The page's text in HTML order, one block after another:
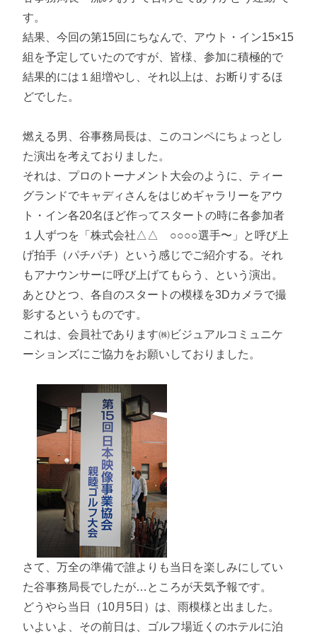
す。
結果、今回の第15回にちなんで、アウト・イン15×15
組を予定していたのですが、皆様、参加に積極的で
結果的には１組増やし、それ以上は、お断りするほ
どでした。
燃える男、谷事務局長は、このコンペにちょっとし
た演出を考えておりました。
それは、プロのトーナメント大会のように、ティー
グランドでキャディさんをはじめギャラリーをアウ
ト・イン各20名ほど作ってスタートの時に各参加者
１人ずつを「株式会社△△ ○○○○選手〜」と呼び上
げ拍手（パチパチ）という感じでご紹介する。それ
もアナウンサーに呼び上げてもらう、という演出。
あとひとつ、各自のスタートの模様を3Dカメラで撮
影するというものです。
これは、会員社であります㈱ビジュアルコミュニケ
ーションズにご協力をお願いしておりました。
さて、万全の準備で誰よりも当日を楽しみにしてい
た谷事務局長でしたが…ところが天気予報です。
どうやら当日（10月5日）は、雨模様と出ました。
いよいよ、その前日は、ゴルフ場近くのホテルに泊